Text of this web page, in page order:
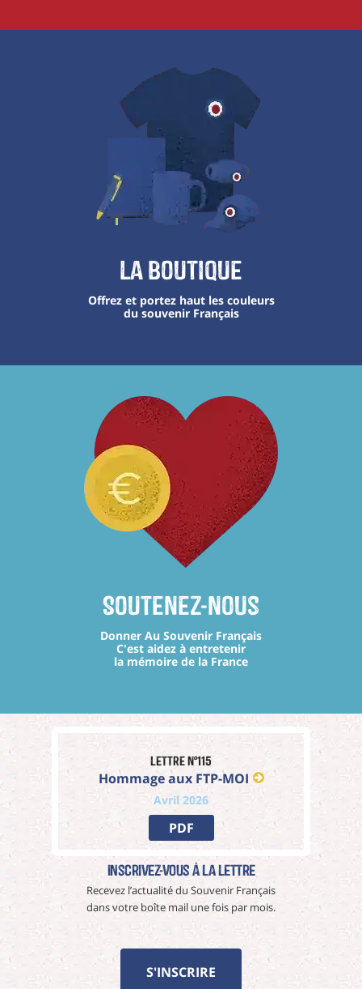
La boutique
Offrez et portez haut les couleurs
du souvenir Français
Soutenez-nous
Donner Au Souvenir Français
C'est aidez à entretenir
la mémoire de la France
Lettre n°115
Hommage aux FTP-MOI
Avril 2026
PDF
Inscrivez-vous à La Lettre
Recevez l’actualité du Souvenir Français
dans votre boîte mail une fois par mois.
S'INSCRIRE